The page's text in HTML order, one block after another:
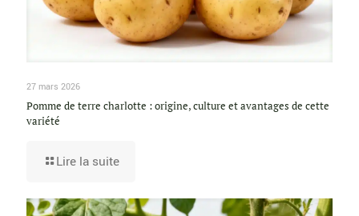
27 mars 2026
Pomme de terre charlotte : origine, culture et avantages de cette
variété
Lire la suite